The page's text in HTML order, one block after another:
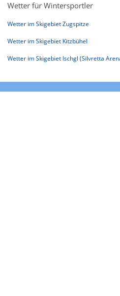
Wetter für Wintersportler
Wetter im Skigebiet Zugspitze
Wetter im Skigebiet Kitzbühel
Wetter im Skigebiet Ischgl (Silvretta